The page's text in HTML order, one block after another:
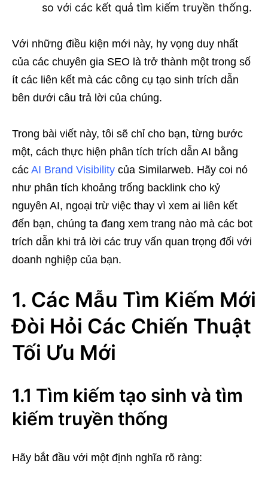
so với các kết quả tìm kiếm truyền thống.
Với những điều kiện mới này, hy vọng duy nhất
của các chuyên gia SEO là trở thành một trong số
ít các liên kết mà các công cụ tạo sinh trích dẫn
bên dưới câu trả lời của chúng.
Trong bài viết này, tôi sẽ chỉ cho bạn, từng bước
một, cách thực hiện phân tích trích dẫn AI bằng
các AI Brand Visibility của Similarweb. Hãy coi nó
như phân tích khoảng trống backlink cho kỷ
nguyên AI, ngoại trừ việc thay vì xem ai liên kết
đến bạn, chúng ta đang xem trang nào mà các bot
trích dẫn khi trả lời các truy vấn quan trọng đối với
doanh nghiệp của bạn.
1. Các Mẫu Tìm Kiếm Mới
Đòi Hỏi Các Chiến Thuật
Tối Ưu Mới
1.1 Tìm kiếm tạo sinh và tìm
kiếm truyền thống
Hãy bắt đầu với một định nghĩa rõ ràng: